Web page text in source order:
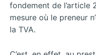
fondement de l’article
mesure où le preneur
la TVA.